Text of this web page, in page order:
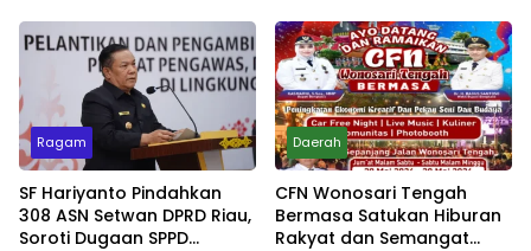
Jadi Penentu
Ragam
SF Hariyanto Pindahkan
308 ASN Setwan DPRD Riau,
Soroti Dugaan SPPD
Daerah
CFN Wonosari Tengah
Bermasa Satukan Hiburan
Rakyat dan Semangat